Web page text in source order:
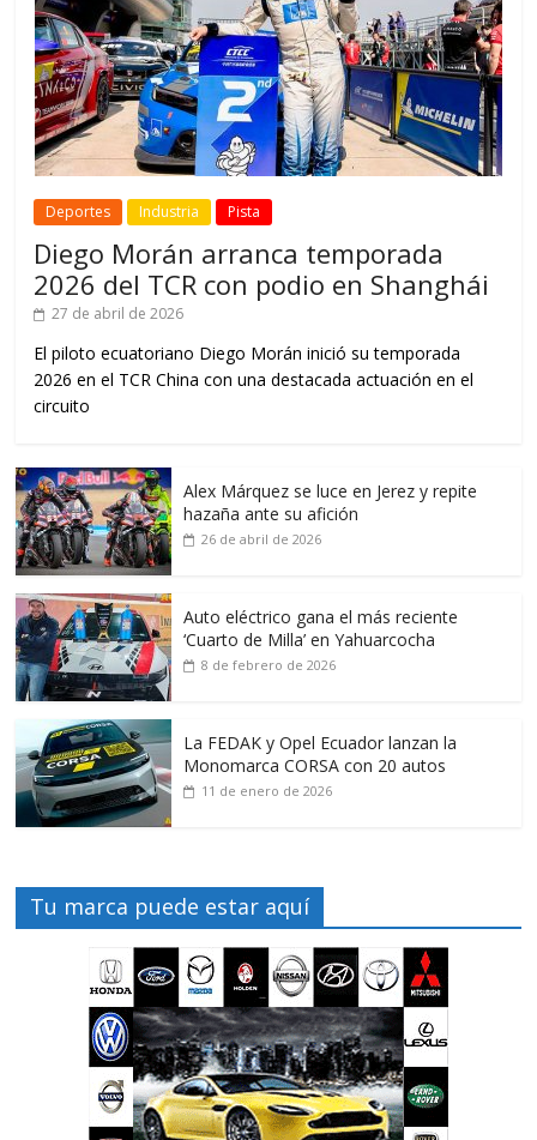
Deportes Industria Pista
Diego Morán arranca temporada
2026 del TCR con podio en Shanghái
27 de abril de 2026
El piloto ecuatoriano Diego Morán inició su temporada
2026 en el TCR China con una destacada actuación en el
circuito
Alex Márquez se luce en Jerez y repite
hazaña ante su afición
26 de abril de 2026
Auto eléctrico gana el más reciente
‘Cuarto de Milla’ en Yahuarcocha
8 de febrero de 2026
La FEDAK y Opel Ecuador lanzan la
Monomarca CORSA con 20 autos
11 de enero de 2026
Tu marca puede estar aquí